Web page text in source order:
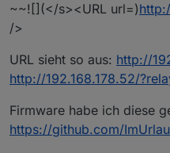
~~![](</s><URL url=)
/>
URL sieht so aus: http://
http://192.168.178.52/
Firmware habe ich diese
https://github.com/